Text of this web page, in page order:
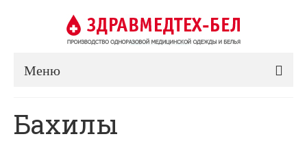
Меню
Бахилы